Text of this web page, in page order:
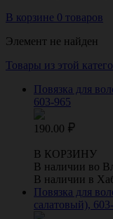
В корзине 0 товаров
Элемент не найден
Товары из этой
Повязка для
603-965
190.00
В КОРЗИНУ
В наличии во
В наличии в
Повязка для
салатовый),